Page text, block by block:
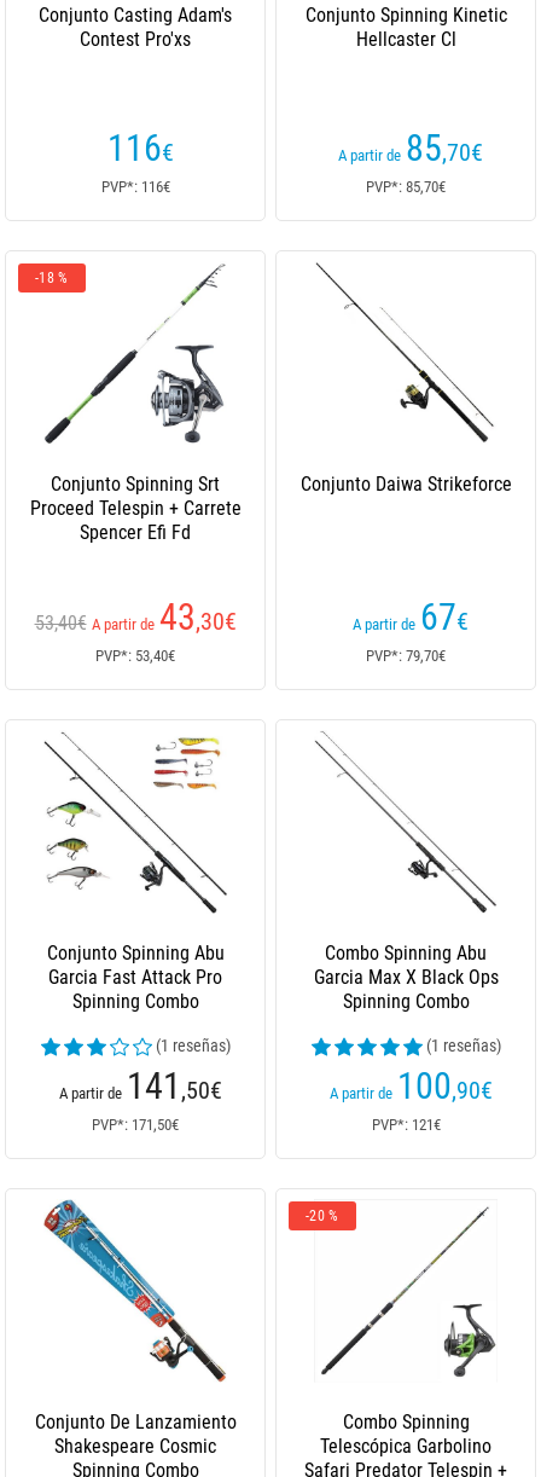
Conjunto Casting Adam's
Contest Pro'xs
116€
PVP*: 116€
Conjunto Spinning Kinetic
Hellcaster Cl
A partir de 85,70€
PVP*: 85,70€
-18 %
Conjunto Spinning Srt
Proceed Telespin + Carrete
Spencer Efi Fd
53,40€ A partir de 43,30€
PVP*: 53,40€
Conjunto Daiwa Strikeforce
A partir de 67€
PVP*: 79,70€
Conjunto Spinning Abu
Garcia Fast Attack Pro
Spinning Combo
(1 reseñas)
A partir de 141 ,50€
PVP*: 171,50€
Combo Spinning Abu
Garcia Max X Black Ops
Spinning Combo
(1 reseñas)
A partir de 100,90€
PVP*: 121€
Conjunto De Lanzamiento
Shakespeare Cosmic
Spinning Combo
-20 %
Combo Spinning
Telescópica Garbolino
Safari Predator Telespin +